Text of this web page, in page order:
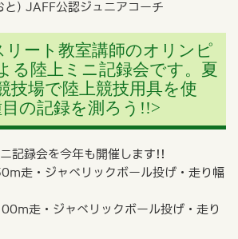
) JAFF公認ジュニアコーチ
リート教室講師のオリンピ
る陸上ミニ記録会です。夏
技場で陸上競技用具を使
の記録を測ろう!!>
記録会を今年も開催します!!
走・ジャベリックボール投げ・走り幅
走・ジャベリックボール投げ・走り